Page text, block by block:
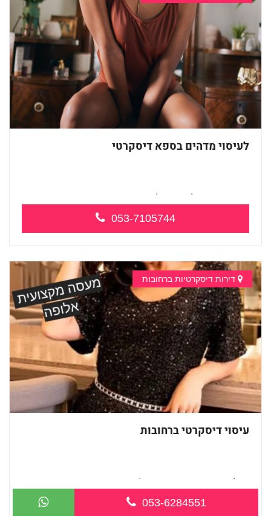
לעיסוי מדהים בספא דיסקרטי
ספא חדש בחולון - מטפלות מקצועיות ברמה...
053-7105744
דירות דיסקרטיות ברחובות
עיסוי דיסקרטי ברחובות
בקליניקה פרטית ברחובות כל סוגי העיסוי...
053-6284551